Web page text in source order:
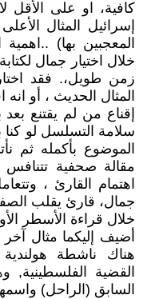
كافية، او على الأقل
إسرائيل المثال
المعجبين بها)
خلال اختيار جمال
زمن طويل،. فقد
المثال الحديث ، أو
إقناع من لم يقتنع
سلامة التسلسل لو
الموضوع بأكمله ثم
مقالة صحفية
اهتمام القارئ ،
جمال، قارئ يقلب
خلال قراءة الأسطر
أضيف إليكما مثال
هناك ناشطة
القضية
السابق (الراحل)